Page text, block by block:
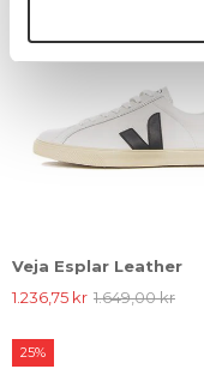
Veja Esplar Leather
1.236,75 kr 1.649,00 kr
25%